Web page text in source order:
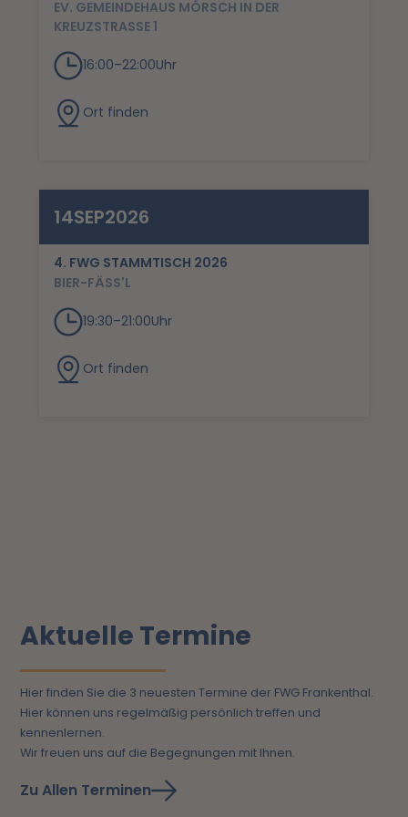
EV. GEMEINDEHAUS MÖRSCH IN DER
KREUZSTRASSE 1
16:00–22:00Uhr
Ort finden
14SEP2026
4. FWG STAMMTISCH 2026
BIER-FÄSS'L
19:30–21:00Uhr
Ort finden
Aktuelle Termine
Hier finden Sie die 3 neuesten Termine der FWG Frankenthal.
Hier können uns regelmäßig persönlich treffen und
kennenlernen.
Wir freuen uns auf die Begegnungen mit Ihnen.
Zu Allen Terminen